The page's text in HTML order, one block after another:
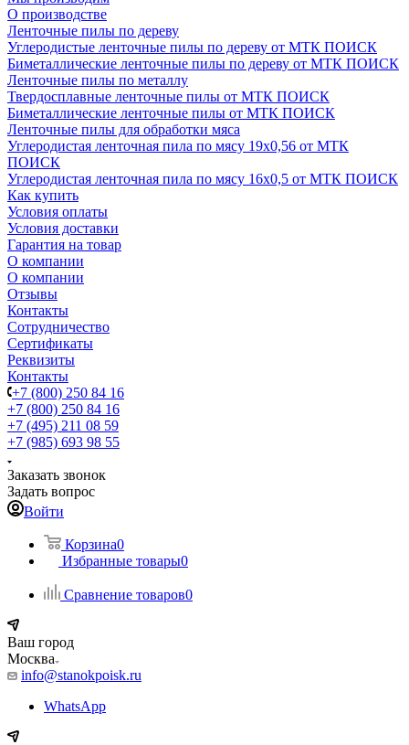
О производстве
Ленточные пилы по дереву
Углеродистые ленточные пилы по дереву от МТК ПОИСК
Биметаллические ленточные пилы по дереву от МТК ПОИСК
Ленточные пилы по металлу
Твердосплавные ленточные пилы от МТК ПОИСК
Биметаллические ленточные пилы от МТК ПОИСК
Ленточные пилы для обработки мяса
Углеродистая ленточная пила по мясу 19х0,56 от МТК
ПОИСК
Углеродистая ленточная пила по мясу 16х0,5 от МТК ПОИСК
Как купить
Условия оплаты
Условия доставки
Гарантия на товар
О компании
О компании
Отзывы
Контакты
Сотрудничество
Сертификаты
Реквизиты
Контакты
+7 (800) 250 84 16
+7 (800) 250 84 16
+7 (495) 211 08 59
+7 (985) 693 98 55
Заказать звонок
Задать вопрос
Войти
Корзина0
Избранные товары0
Сравнение товаров0
Ваш город
Москва
info@stanokpoisk.ru
WhatsApp